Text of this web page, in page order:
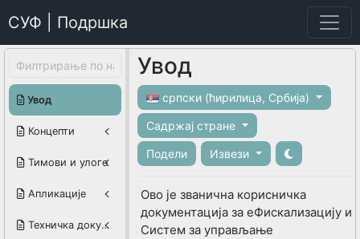
СУФ | Подршка
Увод
Концепти
Тимови и улоге
Апликације
Техничка документација
Увод
српски (ћирилица, Србија)
Садржај стране
Подели Извези
Ово је званична корисничка
документација за еФискализацију и
Систем за управљање